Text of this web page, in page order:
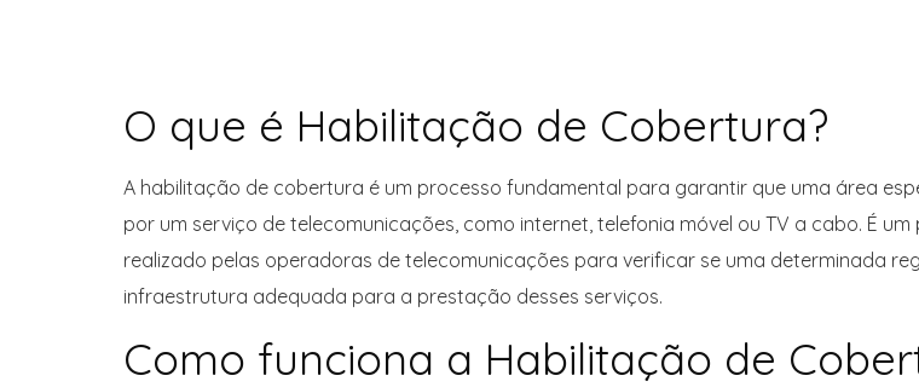
O que é Habilitação de Cobertura?
A habilitação de cobertura é um processo fundamental para garantir que uma área
por um serviço de telecomunicações, como internet, telefonia móvel ou TV a cabo. É
realizado pelas operadoras de telecomunicações para verificar se uma determinada
infraestrutura adequada para a prestação desses serviços.
Como funciona a Habilitação de